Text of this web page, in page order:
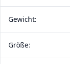
Gewicht:
Größe: